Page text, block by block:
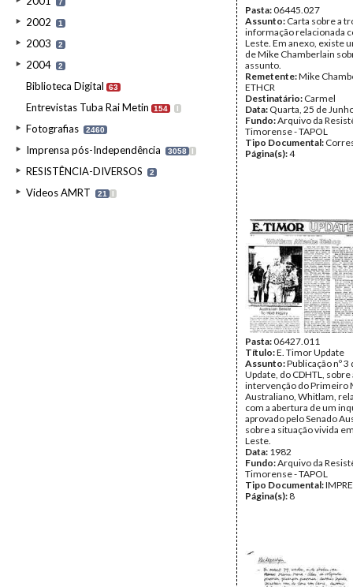
7
2002 1
2003 2
2004 2
Biblioteca Digital 63
Entrevistas Tuba Rai Metin 154 I
Fotografias 2460
Imprensa pós-Independência 3058 I
RESISTÊNCIA-DIVERSOS 2
Videos AMRT 21 I
Pasta:06445.027
Assunto: Carta sobre a
informação relacionada
Leste. Em anexo, existe
de Mike Chamberlain
assunto.
Remetente:Mike
ETHCR
Destinatário: Carmel
Data: Quarta, 25 de
Fundo:Arquivo da
Timorense - TAPOL
Tipo Documental:
Página(s):4
Pasta:06427.011
Título:E. Timor Update
Assunto:Publicação nº 3
Update, do CDHTL, sobre
intervenção do Primeiro
Australiano, Whitlam,
com a abertura de um
aprovado pelo Senado
sobre a situação vivida
Leste.
Data: 1982
Fundo:Arquivo da
Timorense - TAPOL
Tipo Documental:
Página(s): 8